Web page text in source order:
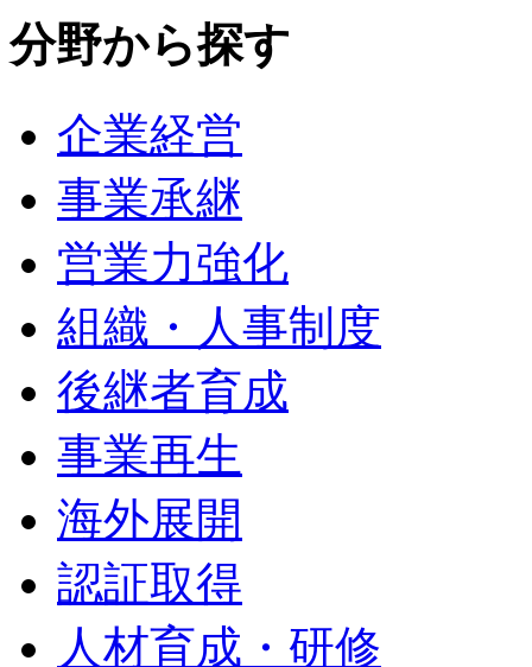
分野から探す
企業経営
事業承継
営業力強化
組織・人事制度
後継者育成
事業再生
海外展開
認証取得
人材育成・研修